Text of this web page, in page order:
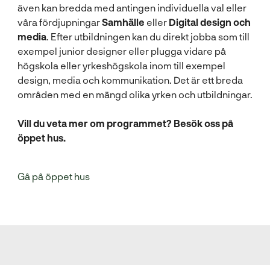
även kan bredda med antingen individuella val eller
våra fördjupningarSamhälle ellerDigital design och
media. Efter utbildningen kan du direkt jobba som till
exempel junior designer eller plugga vidare på
högskola eller yrkeshögskola inom till exempel
design, media och kommunikation. Det är ett breda
områden med en mängd olika yrken och utbildningar.
Vill du veta mer om programmet? Besök oss på
öppet hus.
Gå på öppet hus